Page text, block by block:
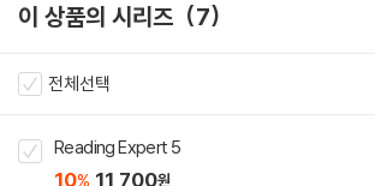
이 상품의 시리즈 7
전체선택
Reading Expert 5
10% 11,700원